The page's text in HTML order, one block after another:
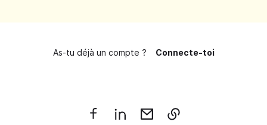
As-tu déjà un compte ? Connecte-toi